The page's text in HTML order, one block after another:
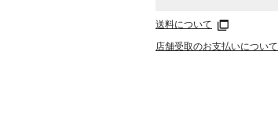
送料について
店舗受取のお支払いについて